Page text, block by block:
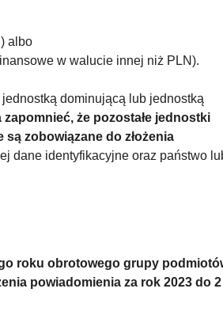
albo
w walucie innej niż PLN).
dominującą lub jednostką
że pozostałe jednostki
zobowiązane do złożenia
dane identyfikacyjne oraz państwo
roku obrotowego grupy
powiadomienia za rok 2023 do 2